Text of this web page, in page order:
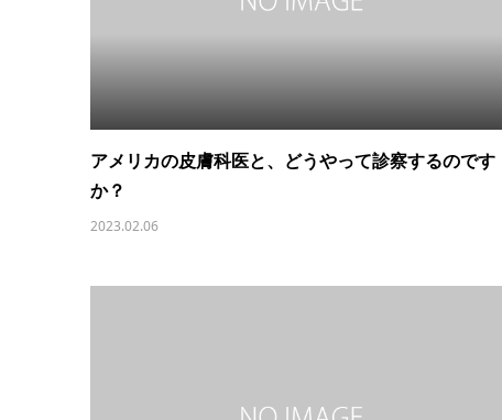
アメリカの皮膚科医と、どうやって診察するのです
か？
2023.02.06